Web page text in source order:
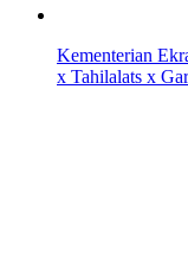
Kementerian
x Tahilalats x